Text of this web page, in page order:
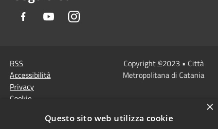
Facebook YoutubeInstagram
RSS
Accessibilità
Privacy
Cookie
Note Legali
Copyright ©2023 • Città
Metropolitana di Catania
×
Questo sito web utilizza cookie